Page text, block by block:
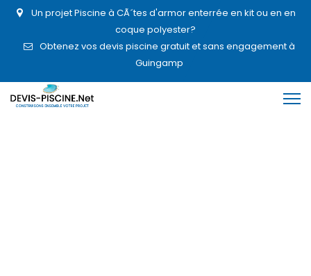
Un projet Piscine à CÃ´tes d'armor enterrée en kit ou en en
coque polyester?
Obtenez vos devis piscine gratuit et sans engagement à
Guingamp